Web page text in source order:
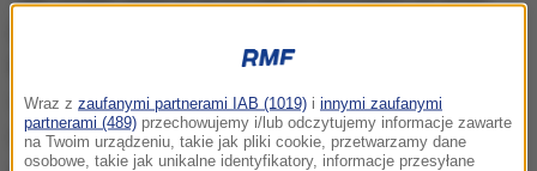
kradzieży elementów nawet z kilku pojazdów.
to podzespoły samochodów dostawczych marek
Man i Iveco. Szkody, jakie spowodowali wyceniono
Wraz z zaufanymi partnerami IAB (1019) i innymi zaufanymi
partnerami (489) przechowujemy i/lub odczytujemy informacje zawarte
na Twoim urządzeniu, takie jak pliki cookie, przetwarzamy dane
osobowe, takie jak unikalne identyfikatory, informacje przesyłane